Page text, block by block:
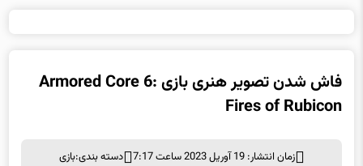
فاش شدن تصویر هنری بازی Armored Core 6:
Fires of Rubicon
زمان انتشار: 19 آوریل 2023 ساعت 7:17 دسته بندی:بازی